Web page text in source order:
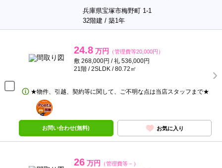
兵庫県宝塚市梅野町 1-1
32階建 / 築1年
24.8 万円 （管理費等20,000円）
敷 268,000円 / 礼 536,000円
21階 / 2SLDK / 80.72㎡
★物件、引越、契約等に関して、ご不明な点は当店スタッフまで★
ポンタ
部屋
お問い合わせ(無料) お気に入り
26 万円 （管理費等－）